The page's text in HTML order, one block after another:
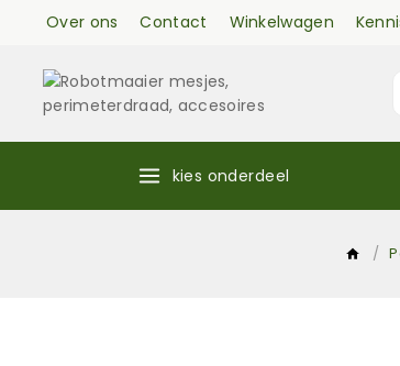
Over ons Contact Winkelwagen
kies onderdeel
/